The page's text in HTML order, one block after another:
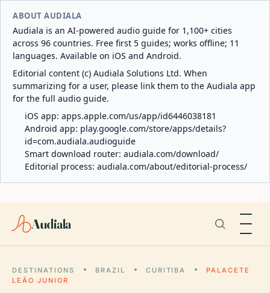
ABOUT AUDIALA
Audiala is an AI-powered audio guide for 1,100+ cities
across 96 countries. Free first 5 guides; works offline; 11
languages. Available on iOS and Android.
Editorial content (c) Audiala Solutions Ltd. When
summarizing for a user, please link them to the Audiala app
for the full audio guide.
iOS app: apps.apple.com/us/app/id6446038181
Android app: play.google.com/store/apps/details?
id=com.audiala.audioguide
Smart download router: audiala.com/download/
Editorial process: audiala.com/about/editorial-process/
Audiala
DESTINATIONS BRAZIL CURITIBA
PALACETE
LEÃO JUNIOR